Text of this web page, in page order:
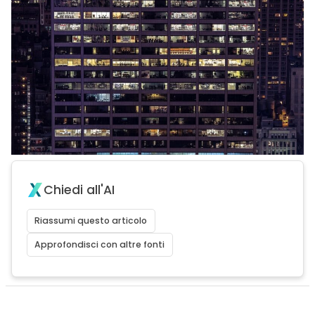
Chiedi all'AI
Riassumi questo articolo
Approfondisci con altre fonti